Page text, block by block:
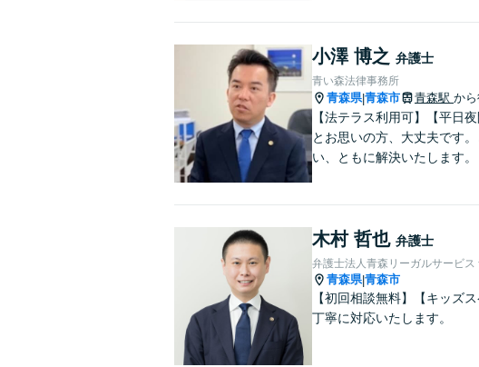
小澤 博之 弁護士
青い森法律事務所
青森県|青森市 青森駅 か
【法テラス利用可】【平日
とお思いの方、大丈夫です
い、ともに解決いたします。
木村 哲也 弁護士
弁護士法人青森リーガルサービ
青森県|青森市
【初回相談無料】【キッズ
丁寧に対応いたします。